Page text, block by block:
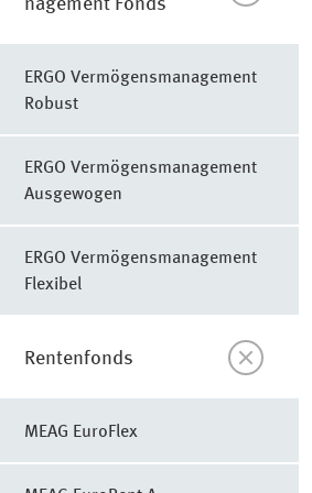
ERGO Ver­mö­gens­ma­nage­ment
Robust
ERGO Ver­mö­gens­ma­nage­ment
Ausgewogen
ERGO Ver­mö­gens­ma­nage­ment
Flexibel
Rentenfonds
MEAG EuroFlex